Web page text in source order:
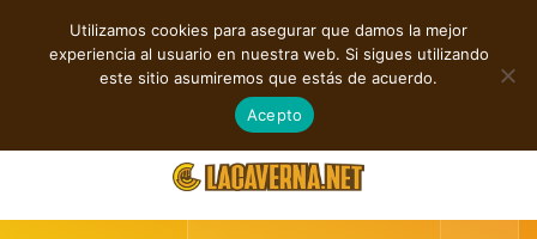
TENDENCIAS
Cuatro lanzamientos independientes entre introspección y fuerza
agosto 6, 2026
Utilizamos cookies para asegurar que damos la mejor
experiencia al usuario en nuestra web. Si sigues utilizando
este sitio asumiremos que estás de acuerdo.
Acepto